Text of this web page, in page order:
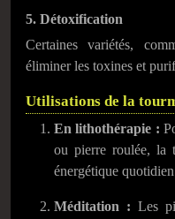
5. Détoxification
Certaines variétés,
éliminer les toxines et
Utilisations de la
En lithothérapie :
ou pierre roulée, la
énergétique
Méditation : Les